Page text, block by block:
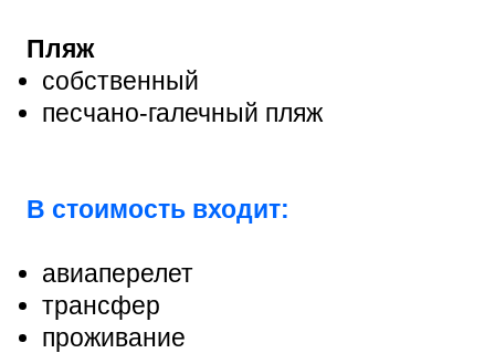
Пляж
собственный
песчано-галечный пляж
В стоимость входит:
авиаперелет
трансфер
проживание